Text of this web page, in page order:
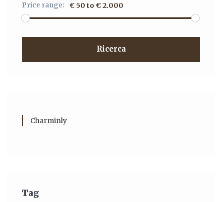
Price range: € 50 to € 2.000
Ricerca
Charminly
Tag